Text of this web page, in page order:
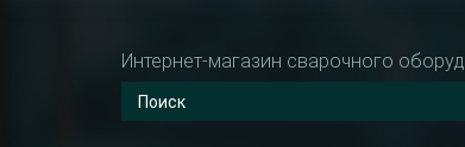
Интернет-магазин сварочного